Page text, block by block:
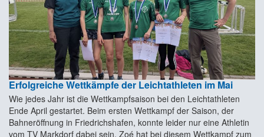
Erfolgreiche Wettkämpfe der Leichtathleten im Mai
Wie jedes Jahr ist die Wettkampfsaison bei den Leichtathleten
Ende April gestartet. Beim ersten Wettkampf der Saison, der
Bahneröffnung in Friedrichshafen, konnte leider nur eine Athletin
vom TV Markdorf dabei sein. Zoé hat bei diesem Wettkampf zum